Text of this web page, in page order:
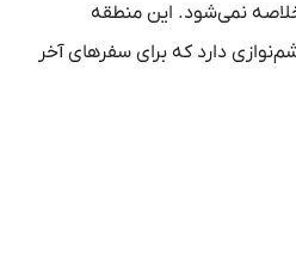
نمی‌شود. این منطقه
دارد که برای سفرهای آخر